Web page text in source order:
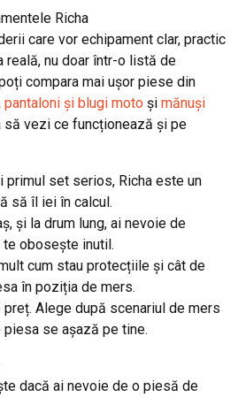
Richa
care vor echipament clar, practic
nu doar într-o listă de
compara mai ușor piese din
pantaloni și blugi moto și mănuși
să vezi ce funcționează și pe
primul set serios, Richa este un
să îl iei în calcul.
și la drum lung, ai nevoie de
te obosește inutil.
cum stau protecțiile și cât de
în poziția de mers.
preț. Alege după scenariul de mers
se așază pe tine.
dacă ai nevoie de o piesă de